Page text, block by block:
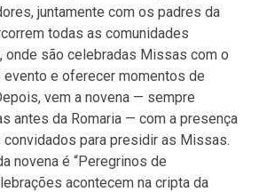
juntamente com os padres da
todas as comunidades
onde são celebradas Missas com o
evento e oferecer momentos de
vem a novena — sempre
antes da Romaria — com a presença
para presidir as Missas.
novena é “Peregrinos de
acontecem na cripta da